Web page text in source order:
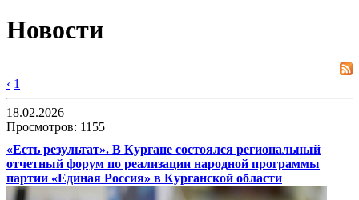
Новости
‹ 1
18.02.2026
Просмотров: 1155
«Есть результат». В Кургане состоялся региональный
отчетный форум по реализации народной программы
партии «Единая Россия» в Курганской области